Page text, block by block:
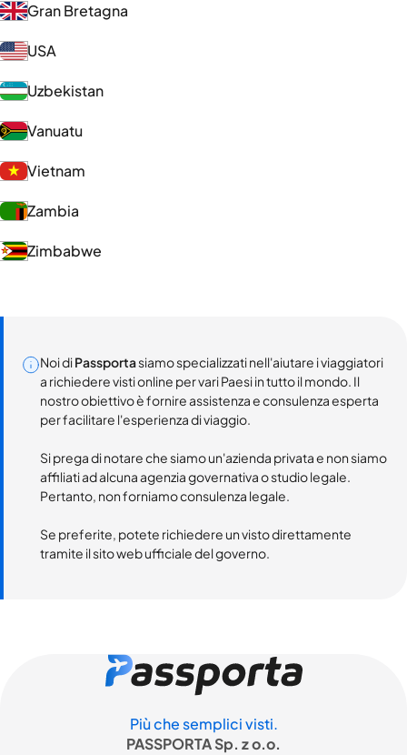
Gran Bretagna
USA
Uzbekistan
Vanuatu
Vietnam
Zambia
Zimbabwe
Noi diPassportasiamo specializzati nell'aiutare i viaggiatori
a richiedere visti online per vari Paesi in tutto il mondo. Il
nostro obiettivo è fornire assistenza e consulenza esperta
per facilitare l'esperienza di viaggio.
Si prega di notare che siamo un'azienda privata e non siamo
affiliati ad alcuna agenzia governativa o studio legale.
Pertanto, non forniamo consulenza legale.
Se preferite, potete richiedere un visto direttamente
tramite il sito web ufficiale del governo.
Più che semplici visti.
PASSPORTA Sp. z o.o.